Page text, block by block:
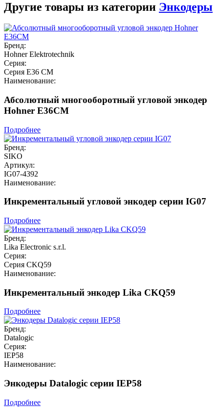
Другие товары из категории Энкодеры
Бренд:
Hohner Elektrotechnik
Серия:
Серия E36 CM
Наименование:
Абсолютный многооборотный угловой энкодер
Hohner E36CM
Подробнее
Бренд:
SIKO
Артикул:
IG07-4392
Наименование:
Инкрементальный угловой энкодер серии IG07
Подробнее
Бренд:
Lika Electronic s.r.l.
Серия:
Серия CKQ59
Наименование:
Инкрементальный энкодер Lika CKQ59
Подробнее
Бренд:
Datalogic
Серия:
IEP58
Наименование:
Энкодеры Datalogic серии IEP58
Подробнее